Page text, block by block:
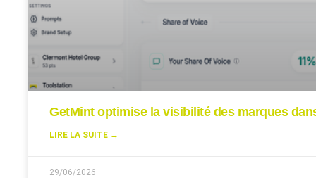
GetMint optimise la visibilité des marques
LIRE LA SUITE →
29/06/2026